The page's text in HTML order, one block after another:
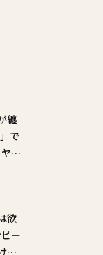
纏
で
ー
欲
ー
感